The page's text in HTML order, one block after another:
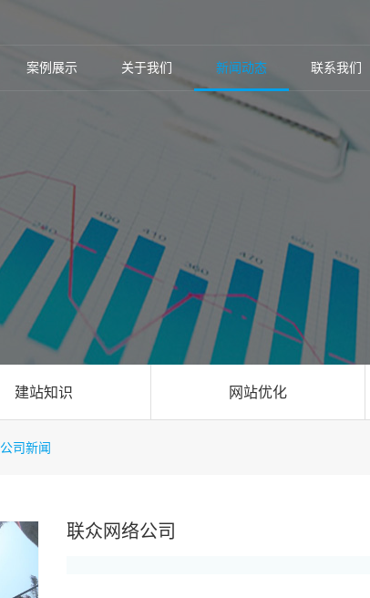
案例展示 关于我们 新闻动态 联系我们
建站知识 网站优化
公司新闻
联众网络公司